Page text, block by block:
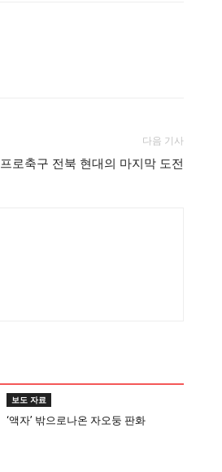
다음 기사
프로축구 전북 현대의 마지막 도전
보도 자료
‘액자’ 밖으로나온 자오둥 판화